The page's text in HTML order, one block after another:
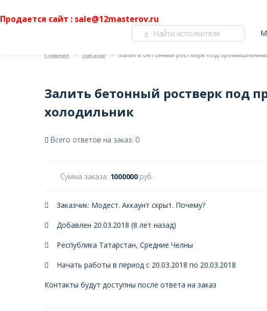
Продается сайт : sale@12masterov.ru
Главная Заказы Залить бетонный ростверк под
Залить бетонный ростверк под
холодильник
Всего ответов на заказ: 0
Сумма заказа: 1000000 руб.
Заказчик: Модест. Аккаунт скрыт. Почему?
Добавлен 20.03.2018 (8 лет назад)
Республика Татарстан, Средние Челны
Начать работы в период с 20.03.2018 по 20.03.2018
Контакты будут доступны после ответа на заказ